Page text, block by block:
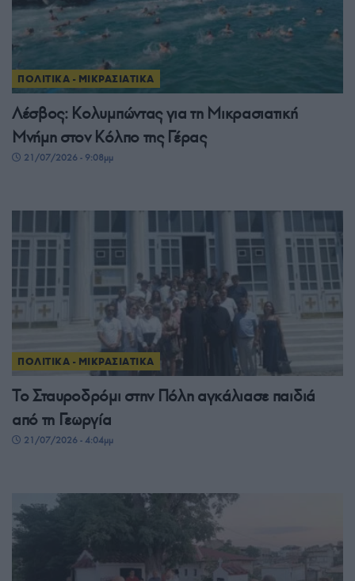
ΠΟΛΙΤΙΚΑ - ΜΙΚΡΑΣΙΑΤΙΚΑ
Λέσβος: Κολυμπώντας για τη Μικρασιατική
Μνήμη στον Κόλπο της Γέρας
21/07/2026 - 9:08μμ
ΠΟΛΙΤΙΚΑ - ΜΙΚΡΑΣΙΑΤΙΚΑ
Το Σταυροδρόμι στην Πόλη αγκάλιασε παιδιά
από τη Γεωργία
21/07/2026 - 4:04μμ